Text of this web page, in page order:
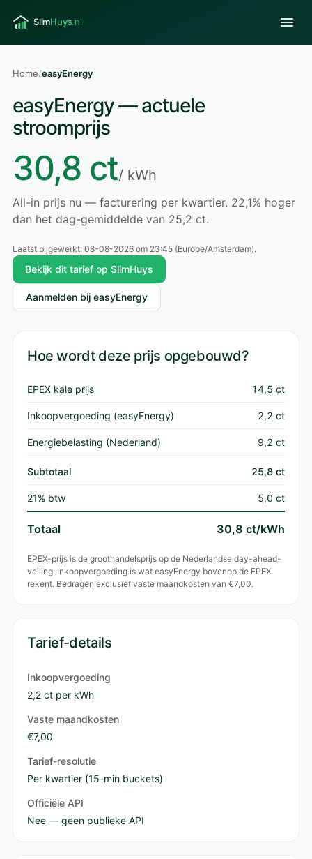
Home/easyEnergy
easyEnergy — actuele
stroomprijs
30,8 ct/ kWh
All-in prijs nu — facturering per kwartier. 22,1% hoger
dan het dag-gemiddelde van 25,2 ct.
Laatst bijgewerkt: 08-08-2026 om 23:45 (Europe/Amsterdam).
Bekijk dit tarief op SlimHuys
Aanmelden bij easyEnergy
Hoe wordt deze prijs opgebouwd?
EPEX kale prijs 14,5 ct
Inkoopvergoeding (easyEnergy) 2,2 ct
Energiebelasting (Nederland) 9,2 ct
Subtotaal 25,8 ct
21% btw 5,0 ct
Totaal 30,8 ct/kWh
EPEX-prijs is de groothandelsprijs op de Nederlandse day-ahead-
veiling. Inkoopvergoeding is wat easyEnergy bovenop de EPEX
rekent. Bedragen exclusief vaste maandkosten van €7,00.
Tarief-details
Inkoopvergoeding
2,2 ct per kWh
Vaste maandkosten
€7,00
Tarief-resolutie
Per kwartier (15-min buckets)
Officiële API
Nee — geen publieke API